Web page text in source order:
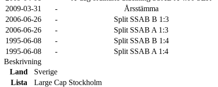
2009-03-31
-
Årsstämma
2006-06-26
-
Split SSAB B 1:3
2006-06-26
-
Split SSAB A 1:3
1995-06-08
-
Split SSAB B 1:4
1995-06-08
-
Split SSAB A 1:4
Beskrivning
Land
Sverige
Lista
Large Cap Stockholm